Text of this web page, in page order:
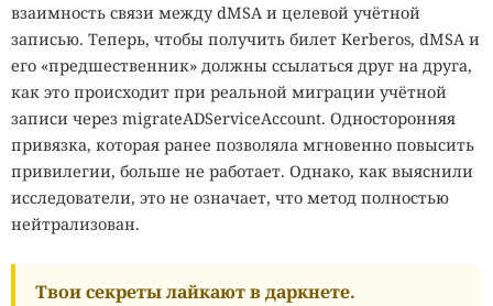
взаимность связи между dMSA и целевой учётной
записью. Теперь, чтобы получить билет Kerberos, dMSA и
его «предшественник» должны ссылаться друг на друга,
как это происходит при реальной миграции учётной
записи через migrateADServiceAccount. Односторонняя
привязка, которая ранее позволяла мгновенно повысить
привилегии, больше не работает. Однако, как выяснили
исследователи, это не означает, что метод полностью
нейтрализован.
Твои секреты лайкают в даркнете.